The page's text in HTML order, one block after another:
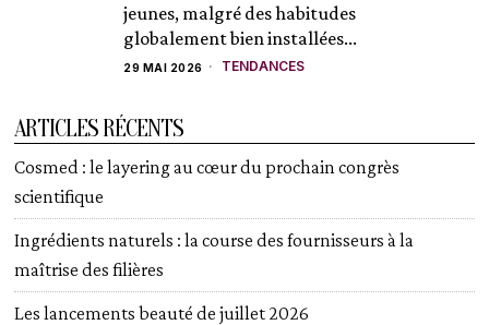
jeunes, malgré des habitudes
globalement bien installées...
29 MAI 2026 TENDANCES
ARTICLES RÉCENTS
Cosmed : le layering au cœur du prochain congrès
scientifique
Ingrédients naturels : la course des fournisseurs à la
maîtrise des filières
Les lancements beauté de juillet 2026